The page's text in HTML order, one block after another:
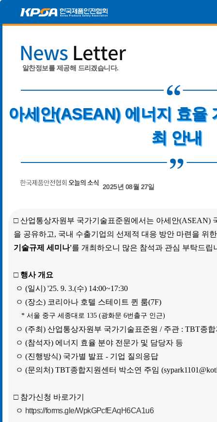
알찬정보를 제공해 드리겠습니다.
아세안(ASEAN) 에너지 효율
최 안내
2025년 08월 27일
□ 산업통상자원부 국가기술표준원에서는 아세안(ASEAN)
을 공유하고, 국내 수출기업의 선제적 대응 방안 마련을 위
기술규제 세미나'를 개최하오니 많은 참석과 관심 부탁드립
□ 행사 개요
ㅇ (일시) '25. 9. 3.(수) 14:00~17:30
ㅇ (장소) 코리아나 호텔 스테이트 퀸 룸(7F)
* 서울 중구 세종대로 135 (광화문 6번출구 인근)
ㅇ (주최) 산업통상자원부 국가기술표준원 / 주관 : TBT종
ㅇ (참석자) 에너지 효율 분야 전문가 및 담당자 등
ㅇ (진행방식) 국가별 발표 - 기업 질의응답
ㅇ (문의처) TBT종합지원센터 박소연 주임
□ 참가신청 바로가기
ㅇ https://forms.gle/WpkGPcfEAqH6CA1u6